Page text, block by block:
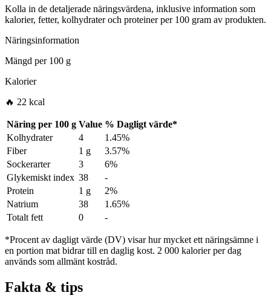
Kolla in de detaljerade näringsvärdena, inklusive information som
kalorier, fetter, kolhydrater och proteiner per 100 gram av produkten.
Näringsinformation
Mängd per100 g
Kalorier
🔥 22 kcal
Näring per 100 g Value % Dagligt värde*
Kolhydrater
4
1.45%
Fiber
1 g
3.57%
Sockerarter
3
6%
Glykemiskt index 38
-
Protein
1 g
2%
Natrium
38
1.65%
Totalt fett
0 -
*Procent av dagligt värde (DV) visar hur mycket ett näringsämne i
en portion mat bidrar till en daglig kost. 2 000 kalorier per dag
används som allmänt kostråd.
Fakta & tips